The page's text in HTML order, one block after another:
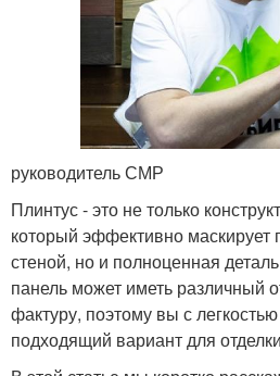
руководитель СМР
Плинтус - это не только
который эффективно
стеной, но и полноценная
панель может иметь различный
фактуру, поэтому вы с
подходящий вариант для